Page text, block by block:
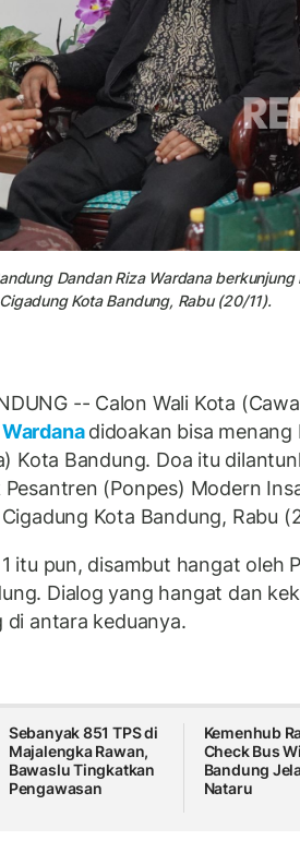
Dandan Riza Wardana
Kota Bandung, Rabu (20/11).
-- Calon Wali Kota
didoakan bisa menang
Kota Bandung. Doa itu
(Ponpes) Modern
Kota Bandung, Rabu
itu pun, disambut hangat oleh
Dialog yang hangat dan
di antara keduanya.
Sebanyak 851 TPS di
Majalengka Rawan,
Bawaslu Tingkatkan
Pengawasan
Kemenhub
Check Bus
Bandung
Nataru